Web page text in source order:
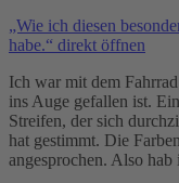
Street
Footografie
entdeckt
habe.“
von
YouTube
anzeigen
„Wie ich diesen
habe.“ direkt öffnen
Ich war mit dem
ins Auge gefallen ist.
Streifen, der sich
hat gestimmt. Die
angesprochen. Also